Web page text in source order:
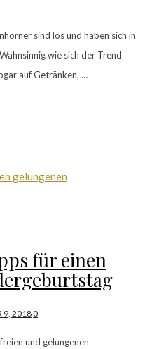
sind los und haben sich in
wie sich der Trend
auf Getränken, …
für einen
9, 20180
und gelungenen